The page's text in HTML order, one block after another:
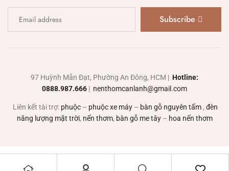
Subscribe
97 Huỳnh Mẫn Đạt, Phường An Đông, HCM | Hotline:
0888.987.666 | nenthomcanlanh@gmail.com
Liên kết tài trợ: phuộc – phuộc xe máy – bàn gỗ nguyên tấm , đèn
năng lượng mặt trời, nến thơm, bàn gỗ me tây– hoa nến thơm